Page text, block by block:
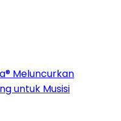
Meluncurkan
untuk Musisi